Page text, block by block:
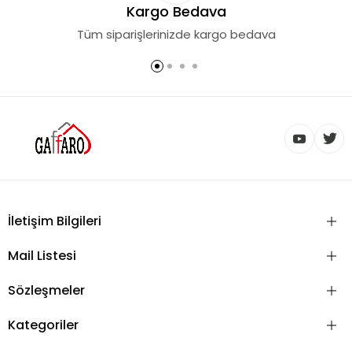
Kargo Bedava
Tüm siparişlerinizde kargo bedava
İletişim Bilgileri
Mail Listesi
Sözleşmeler
Kategoriler